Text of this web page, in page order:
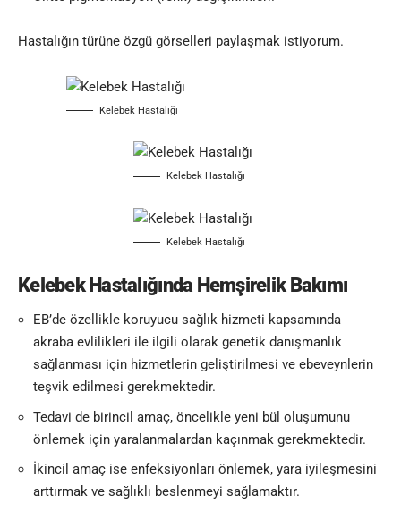
Hastalığın türüne özgü görselleri paylaşmak istiyorum.
Kelebek Hastalığı
Kelebek Hastalığı
Kelebek Hastalığı
Kelebek Hastalığında Hemşirelik Bakımı
EB’de özellikle koruyucu sağlık hizmeti kapsamında
akraba evlilikleri ile ilgili olarak genetik danışmanlık
sağlanması için hizmetlerin geliştirilmesi ve ebeveynlerin
teşvik edilmesi gerekmektedir.
Tedavi de birincil amaç, öncelikle yeni bül oluşumunu
önlemek için yaralanmalardan kaçınmak gerekmektedir.
İkincil amaç ise enfeksiyonları önlemek, yara iyileşmesini
arttırmak ve sağlıklı beslenmeyi sağlamaktır.